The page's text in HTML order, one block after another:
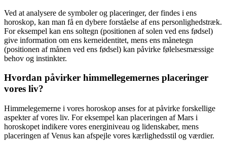
Ved at analysere de symboler og placeringer, der findes i ens
horoskop, kan man få en dybere forståelse af ens personlighedstræk.
For eksempel kan ens soltegn (positionen af solen ved ens fødsel)
give information om ens kerneidentitet, mens ens månetegn
(positionen af månen ved ens fødsel) kan påvirke følelsesmæssige
behov og instinkter.
Hvordan påvirker himmellegemernes placeringer
vores liv?
Himmelegemerne i vores horoskop anses for at påvirke forskellige
aspekter af vores liv. For eksempel kan placeringen af Mars i
horoskopet indikere vores energiniveau og lidenskaber, mens
placeringen af Venus kan afspejle vores kærlighedsstil og værdier.